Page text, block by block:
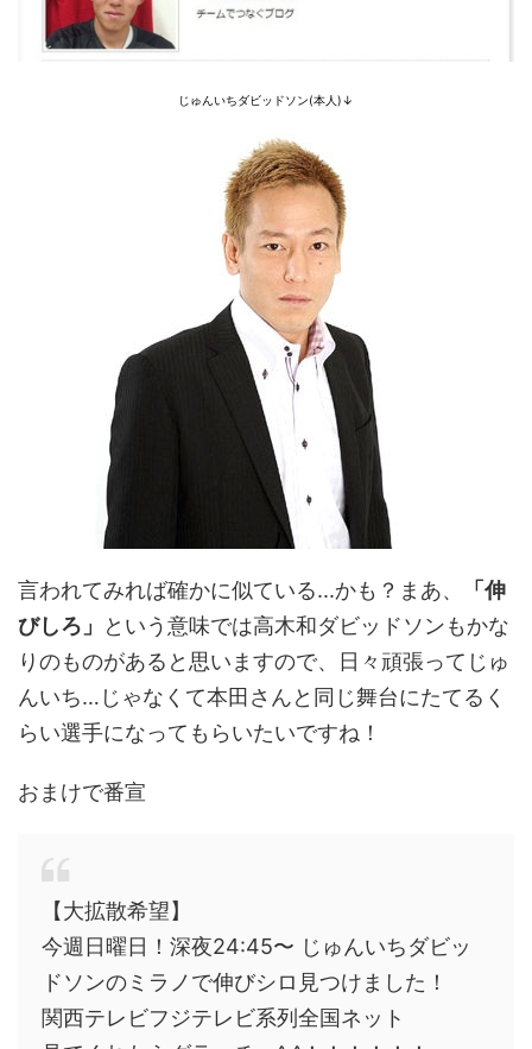
じゅんいちダビッドソン(本人)↓
言われてみれば確かに似ている...かも？まあ、
「伸
びしろ」
という意味では高木和ダビッドソンもかな
りのものがあると思いますので、日々頑張ってじゅ
んいち…じゃなくて本田さんと同じ舞台にたてるく
らい選手になってもらいたいですね！
おまけで番宣
【大拡散希望】
今週日曜日！深夜24:45〜 じゅんいちダビッ
ドソンのミラノで伸びシロ見つけました！
関西テレビフジテレビ系列全国ネット